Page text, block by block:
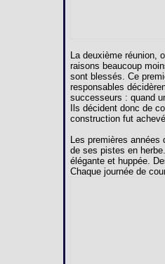
La deuxième réunion,
raisons beaucoup
sont blessés. Ce
responsables
successeurs : quand
Ils décident donc de
construction fut
Les premières années
de ses pistes en
élégante et huppée.
Chaque journée de